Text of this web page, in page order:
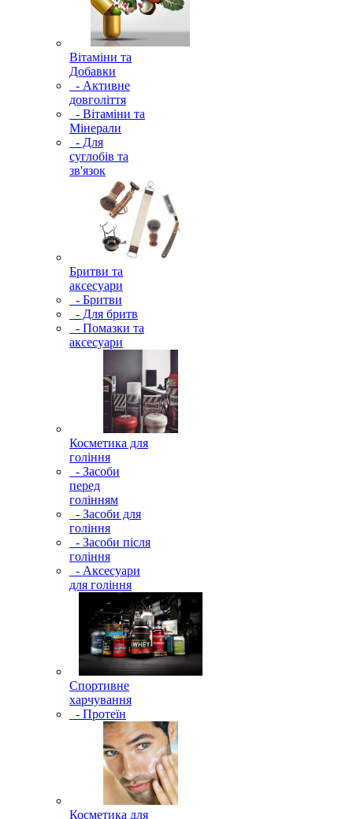
Вітаміни та
Добавки
- Активне
довголіття
- Вітаміни та
Мінерали
- Для
суглобів та
зв'язок
Бритви та
аксесуари
- Бритви
- Для бритв
- Помазки та
аксесуари
Косметика для
гоління
- Засоби
перед
голінням
- Засоби для
гоління
- Засоби після
гоління
- Аксесуари
для гоління
Спортивне
харчування
- Протеїн
Косметика для